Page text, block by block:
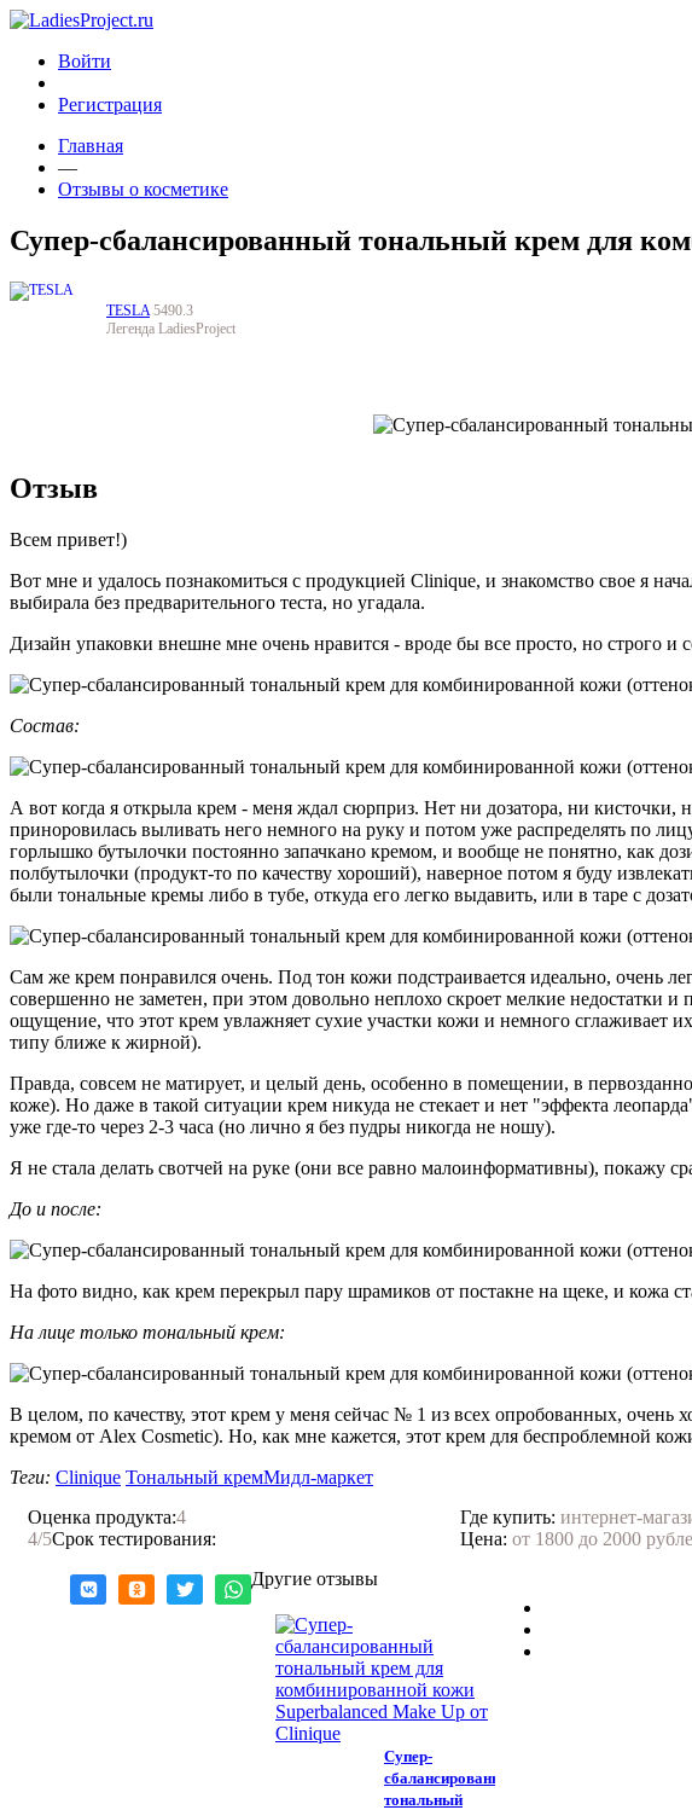
Войти
Регистрация
Главная
—
Отзывы о косметике
Супер-сбалансированный тональный крем для
TESLA 5490.3
Легенда LadiesProject
Отзыв
Всем привет!)
Вот мне и удалось познакомиться с продукцией Clinique, и знакомство свое я
выбирала без предварительного теста, но угадала.
Дизайн упаковки внешне мне очень нравится - вроде бы все просто, но строго и
Состав:
А вот когда я открыла крем - меня ждал сюрприз. Нет ни дозатора, ни кисточки,
приноровилась выливать него немного на руку и потом уже распределять по
горлышко бутылочки постоянно запачкано кремом, и вообще не понятно, как
полбутылочки (продукт-то по качеству хороший), наверное потом я буду
были тональные кремы либо в тубе, откуда его легко выдавить, или в таре с
Сам же крем понравился очень. Под тон кожи подстраивается идеально, очень
совершенно не заметен, при этом довольно неплохо скроет мелкие недостатки
ощущение, что этот крем увлажняет сухие участки кожи и немного
типу ближе к жирной).
Правда, совсем не матирует, и целый день, особенно в помещении, в
коже). Но даже в такой ситуации крем никуда не стекает и нет "эффекта
уже где-то через 2-3 часа (но лично я без пудры никогда не ношу).
Я не стала делать свотчей на руке (они все равно малоинформативны), покажу
До и после:
На фото видно, как крем перекрыл пару шрамиков от постакне на щеке, и кожа
На лице только тональный крем:
В целом, по качеству, этот крем у меня сейчас № 1 из всех опробованных,
кремом от Alex Cosmetic). Но, как мне кажется, этот крем для беспроблемной
Теги: Clinique Тональный кремМидл-маркет
Оценка продукта:4
4/5Срок тестирования:
Где купить: интернет-
Цена: от 1800 до 2000
Другие отзывы
Супер-
сбалансированный
тональный